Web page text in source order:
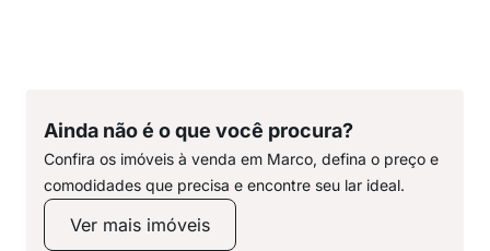
Ainda não é o que você procura?
Confira os imóveis à venda em Marco, defina o preço e
comodidades que precisa e encontre seu lar ideal.
Ver mais imóveis